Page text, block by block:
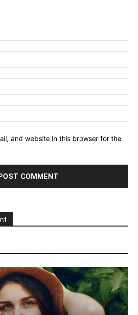
and website in this browser for the